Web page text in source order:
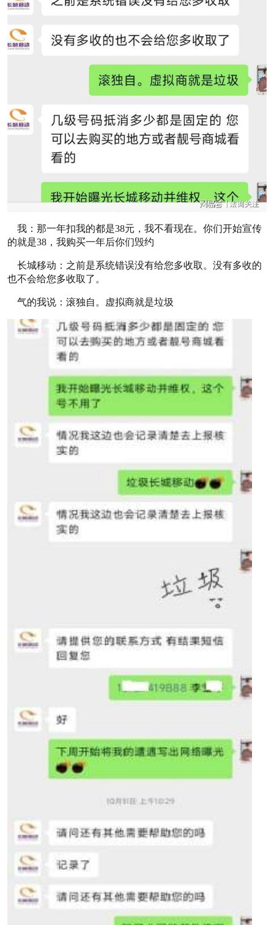
我：那一年扣我的都是38元，我不看现在。你们开始宣传
的就是38，我购买一年后你们毁约
长城移动：之前是系统错误没有给您多收取。没有多收的
也不会给您多收取了。
气的我说：滚独自。虚拟商就是垃圾